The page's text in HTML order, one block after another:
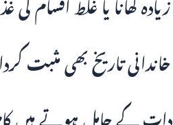
یا غلط اقسام کی غذا
تاریخ بھی مثبت